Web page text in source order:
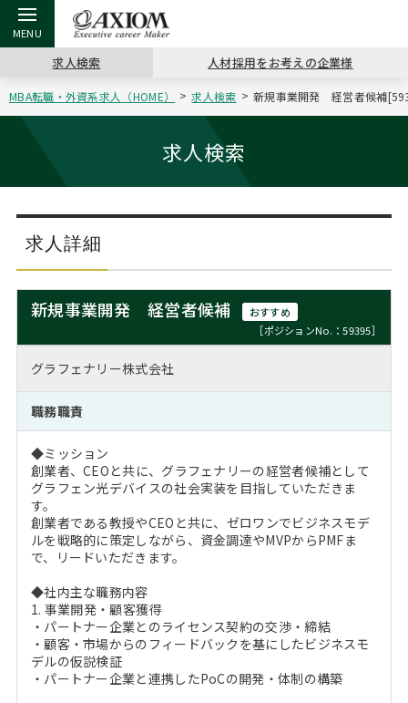
戻る
アクシアムの特長
戻る
コンサ
サービス案内
戻る
キャリ
コンサルタントの紹介
戻る
キャリア支援 TOP
キャリアデザイン講座
（最新求人市場動向）
戻る
MBAの
おわり
ステージ別アドバイス
MBAの転職事例
MBAからのFAQ
MBA留学生数の推移
戻る
日本か
MBAを生かす求人特集
年齢と年収の相関図
戻る
転職ツール TOP
英文レジュメの書き方
戻る
パワー
職務経歴書の書き方
外資系／面接攻略のコツ
戻る
転職コラム TOP
“展”職相談室
転職市場の明日をよめ
キャリアに効く一冊
注目企業インタビュー
戻る
イベント・セミナー TOP
ジョブフェア
キャリアデザインセミナー
プロ経営者の特別セミナー
Career Talk Live
MBA NETWORKING
戻る
会社概要 TOP
沿革
主なクライアント
パブリシティ
ニュースリリース
求人検索 人材採用をお考えの企業様
MBA転職・外資系求人（HOME） 求人検索 新規事業開発 経営者候補
求人検索
求人詳細
新規事業開発 経営者候補
おすすめ
［ポジションNo.：59395］
グラフェナリー株式会社
職務職責
◆ミッション
創業者、CEOと共に、グラフェナリーの経営者候補として
グラフェン光デバイスの社会実装を目指していただきま
す。
創業者である教授やCEOと共に、ゼロワンでビジネスモデ
ルを戦略的に策定しながら、資金調達やMVPからPMFま
で、リードいただきます。
◆社内主な職務内容
1. 事業開発・顧客獲得
・パートナー企業とのライセンス契約の交渉・締結
・顧客・市場からのフィードバックを基にしたビジネスモ
デルの仮説検証
・パートナー企業と連携したPoCの開発・体制の構築